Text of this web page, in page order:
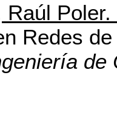
Raúl Poler.
Redes
de